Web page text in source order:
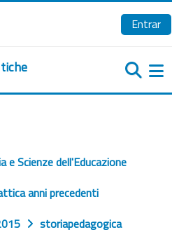
Entrar
Scienze dell'Educazione
anni precedenti
storiapedagogica